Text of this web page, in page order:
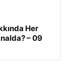
Her
– 09